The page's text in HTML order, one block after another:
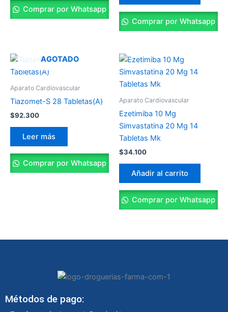
Comprar por Whatsapp
Comprar por Whatsapp
AGOTADO
Aparato Cardiovascular
Tiazomet-S 28 Tabletas(A)
$92.300
Leer más
Comprar por Whatsapp
Aparato Cardiovascular
Ezetimiba 10 Mg
Simvastatina 20 Mg 14
Tabletas Mk
$34.100
Añadir al carrito
Comprar por Whatsapp
Métodos de pago: